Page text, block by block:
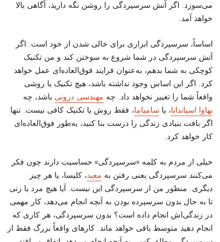
می‌سوزد. اگر آتش سرسپردگی را روشن نگه دارید، آگاهی بالا
خواهد آمد.
‫اساساً، سرسپردگی ابزاری برای خالی شدن از خود است. اگر
آتش سرسپردگی در شما شروع به سوختن کند و من تکنیک
کوچکی به شما بدهم، به‌عنوان فرایند فوق‌العاده‌ای عمل خواهد
کرد. اگر این اساس وجود نداشته باشد، هیچ تکنیک یا روشی
واقعاً شما را تغییر نخواهد داد. چه مهندسی درونی باشد، چه
بهاوا اسپاندانا، یا سامیاما، فقط روش یا تکنیک کافی نیست. تنها
اگر بافت بنیادی زندگی را درست بنا کنید، به‌طور فوق‌العاده‌ای
کار خواهد کرد.
‫خیلی از مردم به کلمه «سرسپردگی» حساسیت دارند چون فکر
می‌کنند سرسپردگی یعنی رفتن به معبد، کلیسا، یا هر چیز
دیگری. منظور من از سرسپردگی این نیست. آیا هیچ مرد یا زنی
تا به حال بدون سرسپرده بودن به آنچه انجام می‌دهد، کار مهمی
در زندگی‌اش انجام داده است؟ بدون سرسپردگی، هر کاری که
انجام دهید متوسط باقی خواهد ماند. کارهای واقعاً بزرگ فقط از